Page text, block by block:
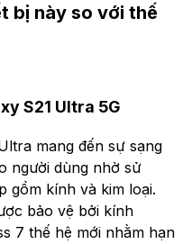
bị này so với thế
S21 Ultra 5G
mang đến sự sạng
người dùng nhờ sử
gồm kính và kim loại.
bảo vệ bởi kính
7 thế hệ mới nhằm hạn